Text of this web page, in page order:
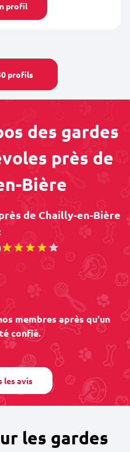
profil
profils
des gardes
près de
Bière
de Chailly-en-Bière
membres après qu'un
confié.
les avis
les gardes